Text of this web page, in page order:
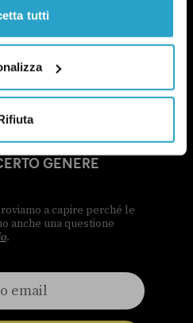
tutti
GENERE
a capire perché le
anche una questione
.